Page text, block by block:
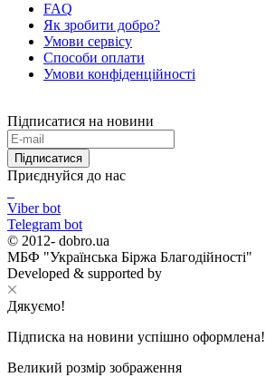
FAQ
Як зробити добро?
Умови сервісу
Способи оплати
Умови конфіденційності
Підписатися на новини
Підписатися
Приєднуйся до нас
Viber bot
Telegram bot
© 2012- dobro.ua
МБФ "Українська Біржа Благодійності"
Developed & supported by
Дякуємо!
Підписка на новини успішно оформлена!
Великий розмір зображення